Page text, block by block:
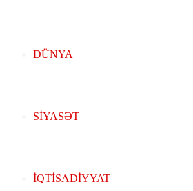
DÜNYA
SIYASƏT
İQTISADIYYAT